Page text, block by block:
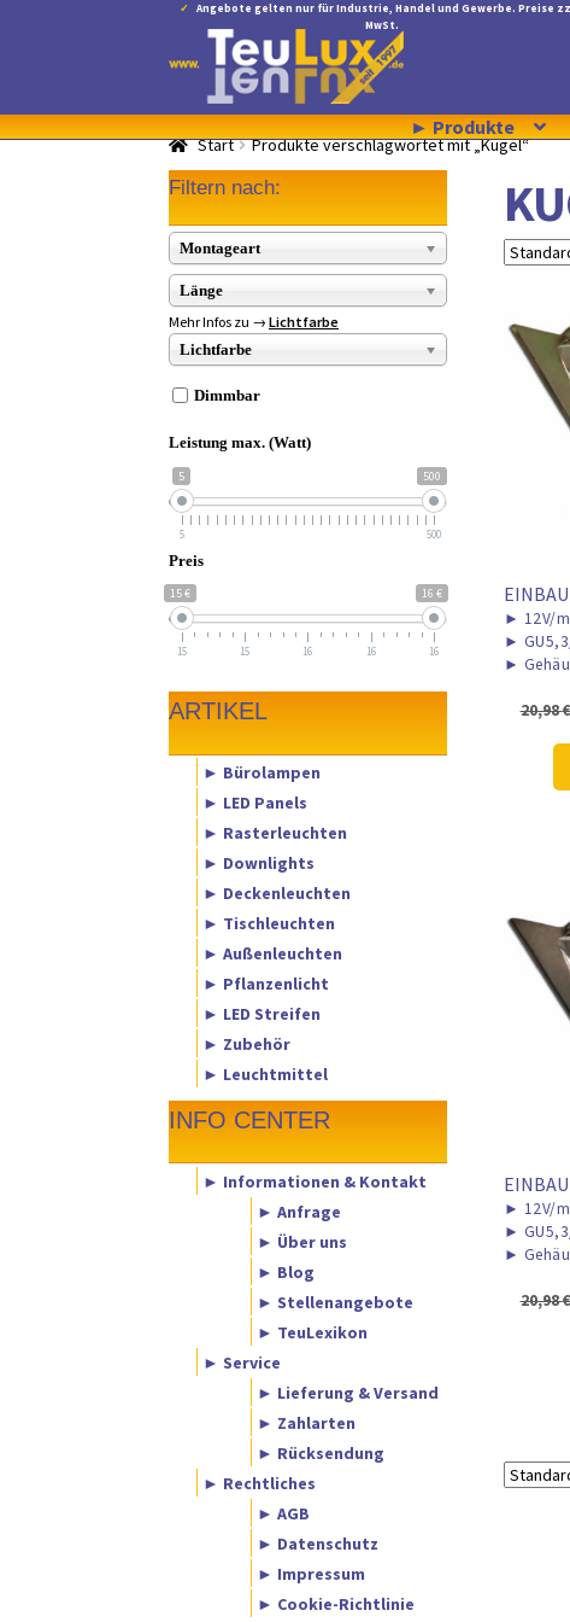
Angebote gelten nur für Industrie, Handel und Gewerbe. Preise
MwSt.
Navigation
springen
Inhalt
springen
► Produkte
Start Produkte verschlagwortet mit „Kugel“
► 12V/
►
►
20,98€
► 12V/
►
►
20,98€
Filtern nach:
Montageart
Länge
Mehr Infos zu →Lichtfarbe
Lichtfarbe
Dimmbar
Leistung max. (Watt)
5 500
5 500
Preis
15 € 16 €
15 15 16 16 16
ARTIKEL
► Bürolampen
► LED Panels
► Rasterleuchten
► Downlights
► Deckenleuchten
► Tischleuchten
► Außenleuchten
► Pflanzenlicht
► LED Streifen
► Zubehör
► Leuchtmittel
INFO CENTER
► Informationen & Kontakt
► Anfrage
► Über uns
► Blog
► Stellenangebote
► TeuLexikon
► Service
► Lieferung & Versand
► Zahlarten
► Rücksendung
► Rechtliches
► AGB
► Datenschutz
► Impressum
► Cookie-Richtlinie